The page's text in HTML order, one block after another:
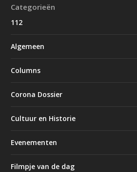
Categorieën
112
Algemeen
Columns
Corona Dossier
Cultuur en Historie
Evenementen
Filmpje van de dag